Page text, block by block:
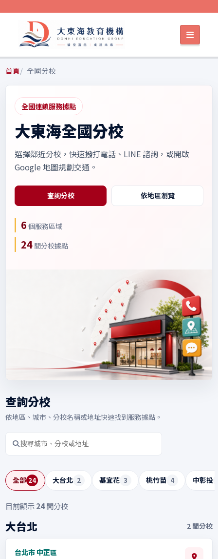
首頁 全國分校
全國連鎖服務據點
大東海全國分校
選擇鄰近分校，快速撥打電話、LINE 諮詢，或開啟
Google 地圖規劃交通。
查詢分校 依地區瀏覽
6 個服務區域
24 間分校據點
查詢分校
依地區、城市、分校名稱或地址快速找到服務據點。
搜尋分校
全部 24 大台北 2 基宜花 3 桃竹苗 4 中彰投
目前顯示24間分校
大台北 2 間分校
台北市 中正區